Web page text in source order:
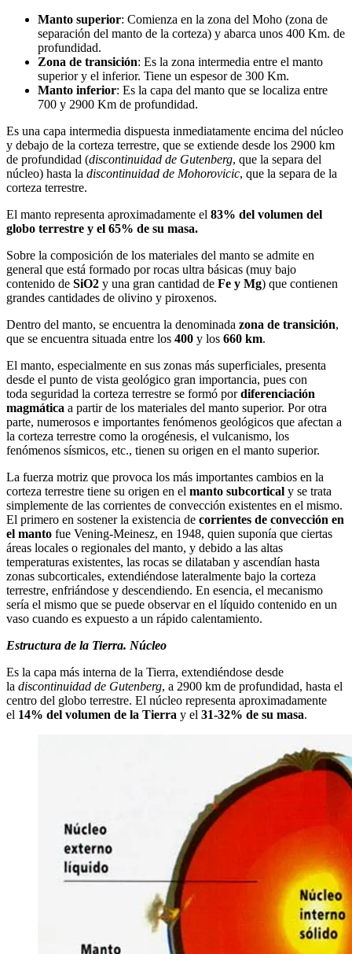
Manto superior: Comienza en la zona del Moho (zona de
separación del manto de la corteza) y abarca unos 400 Km. de
profundidad.
Zona de transición: Es la zona intermedia entre el manto
superior y el inferior. Tiene un espesor de 300 Km.
Manto inferior: Es la capa del manto que se localiza entre
700 y 2900 Km de profundidad.
Es una capa intermedia dispuesta inmediatamente encima del núcleo
y debajo de la corteza terrestre, que se extiende desde los 2900 km
de profundidad (discontinuidad de Gutenberg, que la separa del
núcleo) hasta la discontinuidad de Mohorovicic, que la separa de la
corteza terrestre.
El manto representa aproximadamente el 83% del volumen del
globo terrestre y el 65% de su masa.
Sobre la composición de los materiales del manto se admite en
general que está formado por rocas ultra básicas (muy bajo
contenido de SiO2 y una gran cantidad de Fe y Mg) que contienen
grandes cantidades de olivino y piroxenos.
Dentro del manto, se encuentra la denominada zona de transición,
que se encuentra situada entre los 400 y los 660 km.
El manto, especialmente en sus zonas más superficiales, presenta
desde el punto de vista geológico gran importancia, pues con
toda seguridad la corteza terrestre se formó pordiferenciación
magmática a partir de los materiales del manto superior. Por otra
parte, numerosos e importantes fenómenos geológicos que afectan a
la corteza terrestre como la orogénesis, el vulcanismo, los
fenómenos sísmicos, etc., tienen su origen en el manto superior.
La fuerza motriz que provoca los más importantes cambios en la
corteza terrestre tiene su origen en el manto subcortical y se trata
simplemente de las corrientes de convección existentes en el mismo.
El primero en sostener la existencia de corrientes de convección en
el manto fue Vening-Meinesz, en 1948, quien suponía que ciertas
áreas locales o regionales del manto, y debido a las altas
temperaturas existentes, las rocas se dilataban y ascendían hasta
zonas subcorticales, extendiéndose lateralmente bajo la corteza
terrestre, enfriándose y descendiendo. En esencia, el mecanismo
sería el mismo que se puede observar en el líquido contenido en un
vaso cuando es expuesto a un rápido calentamiento.
Estructura de la Tierra. Núcleo
Es la capa más interna de la Tierra, extendiéndose desde
la discontinuidad de Gutenberg, a 2900 km de profundidad, hasta el
centro del globo terrestre. El núcleo representa aproximadamente
el 14% del volumen de la Tierra y el 31-32% de su masa.